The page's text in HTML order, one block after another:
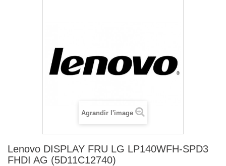
Agrandir l'image
Lenovo DISPLAY FRU LG LP140WFH-SPD3
FHDI AG (5D11C12740)